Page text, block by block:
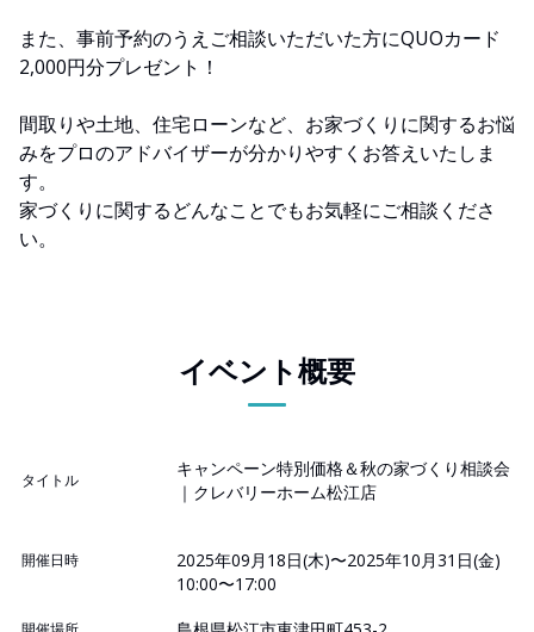
また、事前予約のうえご相談いただいた方にQUOカード
2,000円分プレゼント！
間取りや土地、住宅ローンなど、お家づくりに関するお悩
みをプロのアドバイザーが分かりやすくお答えいたしま
す。
家づくりに関するどんなことでもお気軽にご相談くださ
い。
イベント概要
タイトル
キャンペーン特別価格＆秋の家づくり相談会
｜クレバリーホーム松江店
開催日時
2025年09月18日(木)〜2025年10月31日(金)
10:00〜17:00